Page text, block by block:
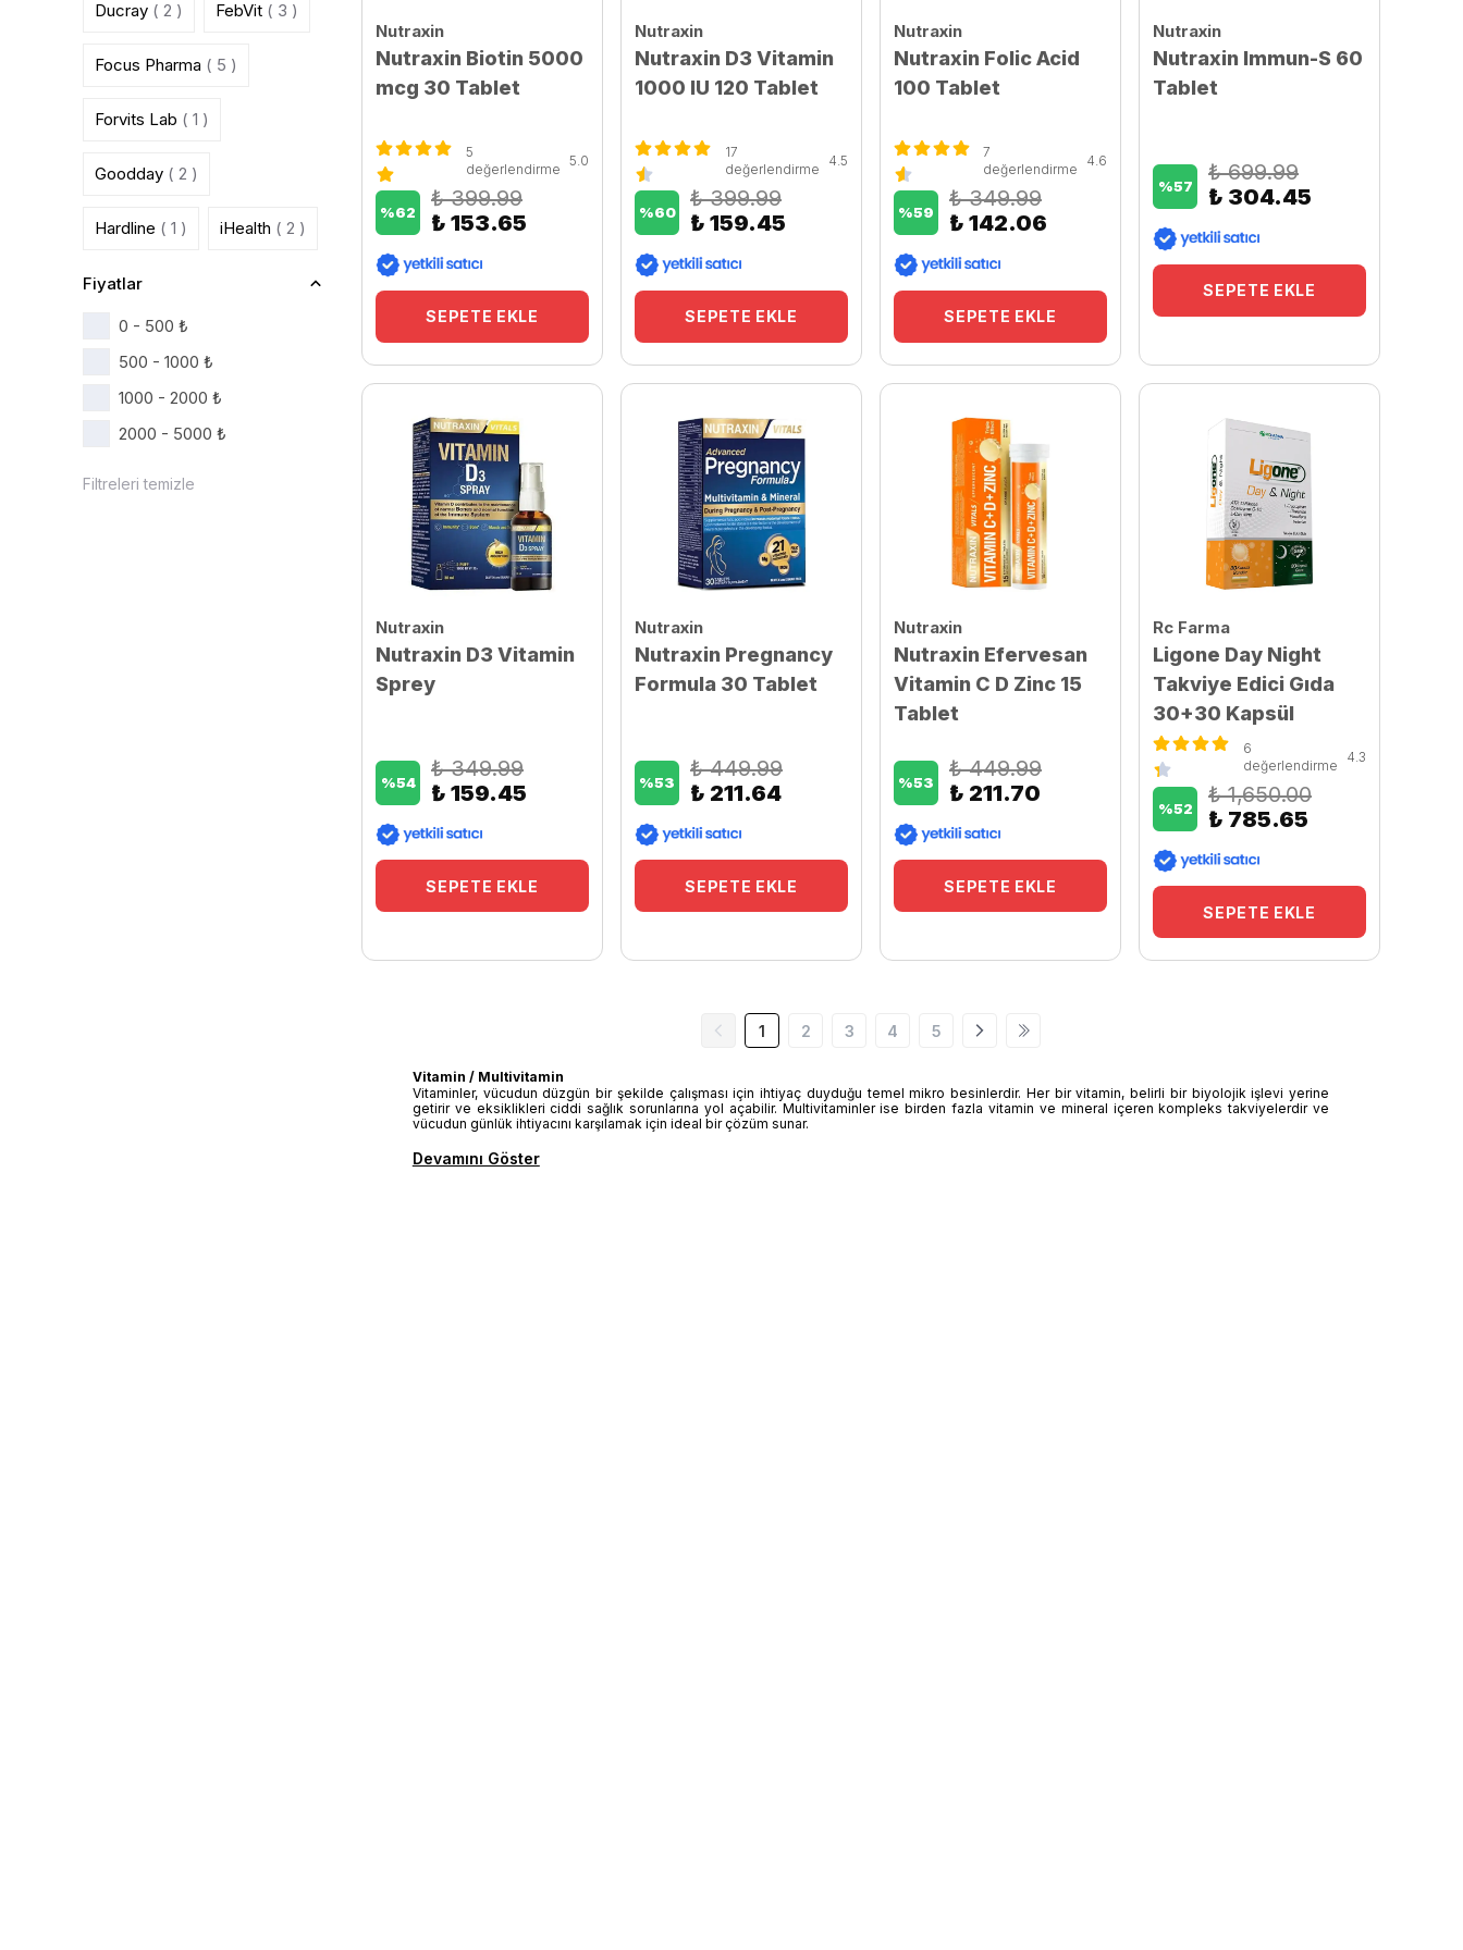
Ducray ( 2 ) FebVit ( 3 )
Focus Pharma ( 5 )
Forvits Lab ( 1 )
Goodday ( 2 )
Hardline ( 1 ) iHealth ( 2 )
NaturalNest
Nutraxin ( 23 )
Nutrefor ( 2 )
Rc Farma ( 20 )
Fiyatlar
0 - 500 ₺
500 - 1000 ₺
1000 - 2000 ₺
2000 - 5000 ₺
Filtreleri temizle
Nutraxin
Nutraxin Biotin 5000
mcg 30 Tablet
5
değerlendirme
5.0
%62
₺ 399.99
₺ 153.65
SEPETE EKLE
Nutraxin
Nutraxin D3 Vitamin
1000 IU 120 Tablet
17
değerlendirme
4.5
%60
₺ 399.99
₺ 159.45
SEPETE EKLE
Nutraxin
Nutraxin Folic Acid
100 Tablet
7
değerlendirme
4.6
%59
₺ 349.99
₺ 142.06
SEPETE EKLE
Nutraxin
Nutraxin Immun-S 60
Tablet
%57
₺ 699.99
₺ 304.45
SEPETE EKLE
Nutraxin
Nutraxin D3 Vitamin
Sprey
%54
₺ 349.99
₺ 159.45
SEPETE EKLE
Nutraxin
Nutraxin Pregnancy
Formula 30 Tablet
%53
₺ 449.99
₺ 211.64
SEPETE EKLE
Nutraxin
Nutraxin Efervesan
Vitamin C D Zinc 15
Tablet
%53
₺ 449.99
₺ 211.70
SEPETE EKLE
Rc Farma
Ligone Day Night
Takviye Edici Gıda
30+30 Kapsül
6
değerlendirme
4.3
%52
₺ 1,650.00
₺ 785.65
SEPETE EKLE
1 2 3 4 5
Vitamin / Multivitamin
Vitaminler, vücudun düzgün bir şekilde çalışması için ihtiyaç duyduğu temel mikro besinlerdir. Her bir vitamin, belirli bir biyolojik işlevi yerine
getirir ve eksiklikleri ciddi sağlık sorunlarına yol açabilir. Multivitaminler ise birden fazla vitamin ve mineral içeren kompleks takviyelerdir ve
vücudun günlük ihtiyacını karşılamak için ideal bir çözüm sunar.
Devamını Göster